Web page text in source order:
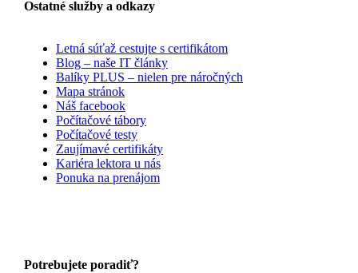
Ostatné služby a odkazy
Letná súťaž cestujte s certifikátom
Blog – naše IT články
Balíky PLUS – nielen pre náročných
Mapa stránok
Náš facebook
Počítačové tábory
Počítačové testy
Zaujímavé certifikáty
Kariéra lektora u nás
Ponuka na prenájom
Potrebujete poradiť?